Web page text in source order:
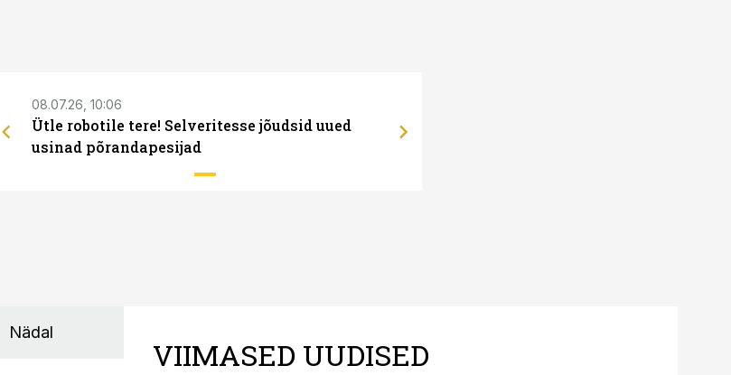
08.07.26, 10:06
Ütle robotile tere! Selveritesse jõudsid uued
usinad põrandapesijad
Nädal
VIIMASED UUDISED